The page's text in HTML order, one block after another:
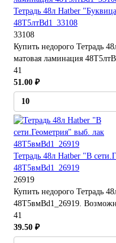
Тетрадь 48л Hatber
48Т5лтBd1_33108
33108
Купить недорого Тетрадь
матовая ламинация
41
51.00 ₽
Тетрадь 48л Hatber "В
48Т5вмBd1_26919
26919
Купить недорого Тетрадь
48Т5вмBd1_26919.
41
39.50 ₽